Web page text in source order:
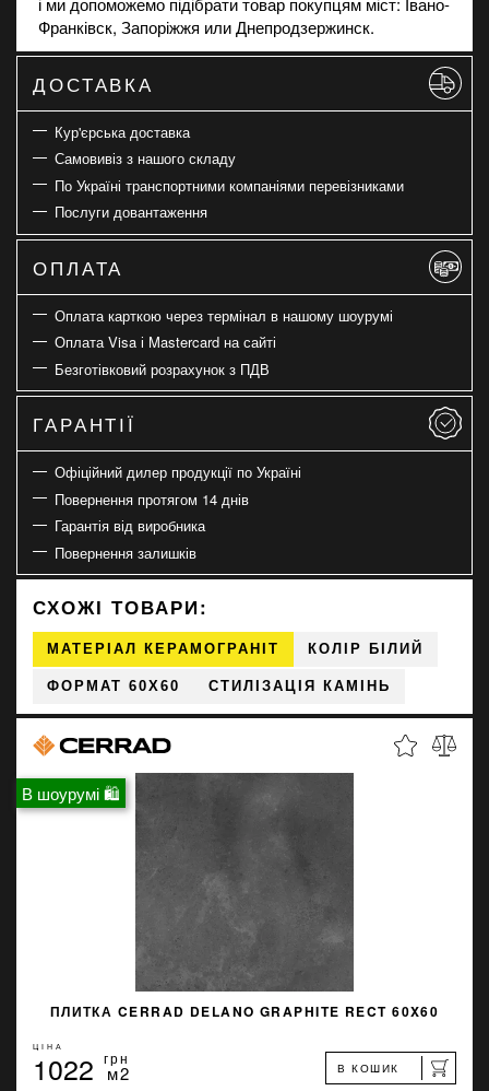
Франківск, Запоріжжя или Днепродзержинск.
ДОСТАВКА
Кур'єрська доставка
Самовивіз з нашого складу
По Україні транспортними компаніями перевізниками
Послуги довантаження
ОПЛАТА
Оплата карткою через термінал в нашому шоурумі
Оплата Visa і Mastercard на сайті
Безготівковий розрахунок з ПДВ
ГАРАНТІЇ
Офіційний дилер продукції по Україні
Повернення протягом 14 днів
Гарантія від виробника
Повернення залишків
СХОЖІ ТОВАРИ:
МАТЕРІАЛ КЕРАМОГРАНІТ КОЛІР БІЛИЙ
ФОРМАТ 60X60 СТИЛІЗАЦІЯ КАМІНЬ
В шоурумі 🛍
ПЛИТКА CERRAD DELANO GRAPHITE RECT 60X60
ЦІНА
1022 грн
м2 В КОШИК